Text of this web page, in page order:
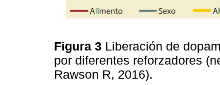
Figura 3 Liberación de
por diferentes reforzadores
Rawson R, 2016).